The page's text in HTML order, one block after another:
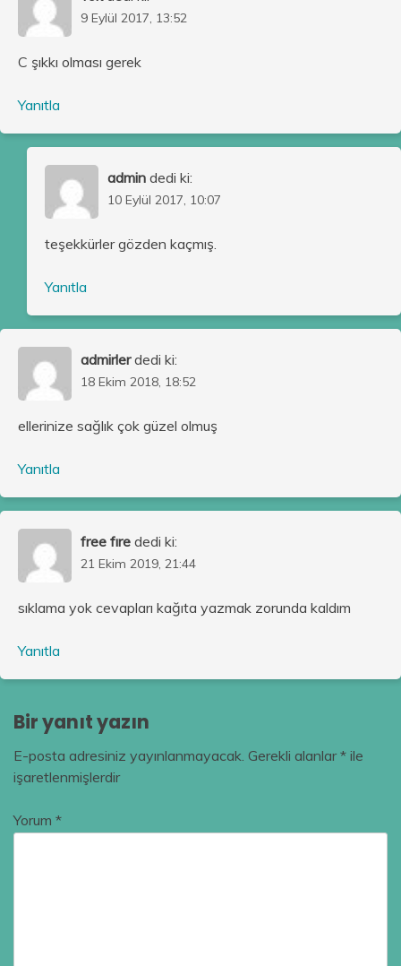
9 Eylül 2017, 13:52
C şıkkı olması gerek
Yanıtla
admin dedi ki:
10 Eylül 2017, 10:07
teşekkürler gözden kaçmış.
Yanıtla
admirler dedi ki:
18 Ekim 2018, 18:52
ellerinize sağlık çok güzel olmuş
Yanıtla
free fıre dedi ki:
21 Ekim 2019, 21:44
sıklama yok cevapları kağıta yazmak zorunda kaldım
Yanıtla
Bir yanıt yazın
E-posta adresiniz yayınlanmayacak. Gerekli alanlar* ile
işaretlenmişlerdir
Yorum *